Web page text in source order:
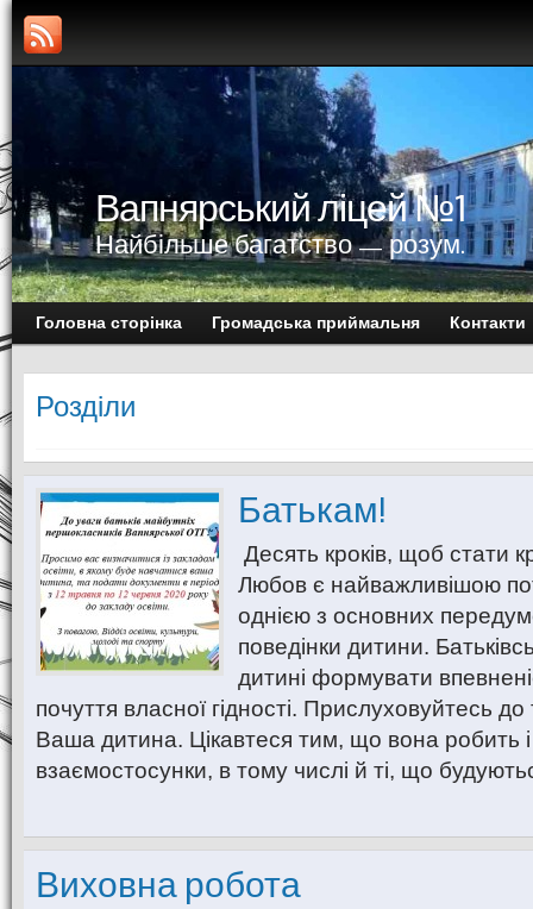
Вапнярський ліцей №1
Найбільше багатство — розум.
Головна сторінка Громадська приймальня Контакти
Розділи
Батькам!
Десять кроків, щоб стати
Любов є найважливішою
однією з основних
поведінки дитини.
дитині формувати
почуття власної гідності. Прислуховуйтесь
Ваша дитина. Цікавтеся тим, що вона робить і
взаємостосунки, в тому числі й ті, що
Виховна робота